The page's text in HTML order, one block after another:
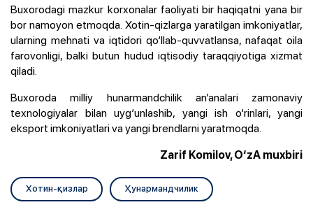
Buxorodagi mazkur korxonalar faoliyati bir haqiqatni yana bir
bor namoyon etmoqda. Xotin-qizlarga yaratilgan imkoniyatlar,
ularning mehnati va iqtidori qo‘llab-quvvatlansa, nafaqat oila
farovonligi, balki butun hudud iqtisodiy taraqqiyotiga xizmat
qiladi.
Buxoroda milliy hunarmandchilik an’analari zamonaviy
texnologiyalar bilan uyg‘unlashib, yangi ish o‘rinlari, yangi
eksport imkoniyatlari va yangi brendlarni yaratmoqda.
Zarif Komilov, O‘zA muxbiri
Хотин-қизлар Ҳунармандчилик